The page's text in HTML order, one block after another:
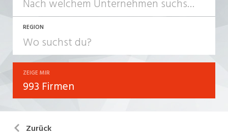
REGION
ZEIGE MIR
993 Firmen
Zurück